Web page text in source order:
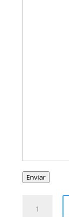
Enviar
Plata